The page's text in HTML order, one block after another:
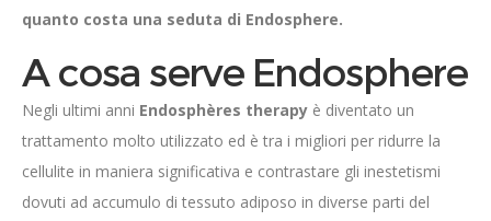
quanto costa una seduta di Endosphere.
A cosa serve Endosphere
Negli ultimi anni Endosphères therapy è diventato un
trattamento molto utilizzato ed è tra i migliori per ridurre la
cellulite in maniera significativa e contrastare gli inestetismi
dovuti ad accumulo di tessuto adiposo in diverse parti del